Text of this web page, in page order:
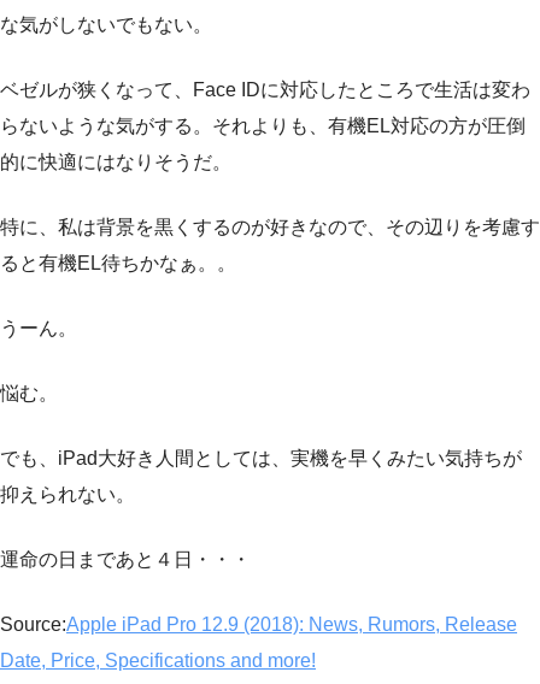
な気がしないでもない。
ベゼルが狭くなって、Face IDに対応したところで生活は変わ
らないような気がする。それよりも、有機EL対応の方が圧倒
的に快適にはなりそうだ。
特に、私は背景を黒くするのが好きなので、その辺りを考慮す
ると有機EL待ちかなぁ。。
うーん。
悩む。
でも、iPad大好き人間としては、実機を早くみたい気持ちが
抑えられない。
運命の日まであと４日・・・
Source:Apple iPad Pro 12.9 (2018): News, Rumors, Release
Date, Price, Specifications and more!